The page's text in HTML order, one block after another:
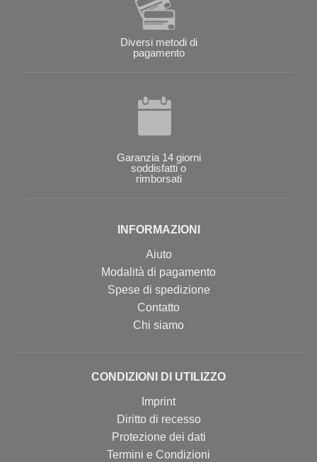
Diversi metodi di
pagamento
Garanzia 14 giorni
soddisfatti o
rimborsati
INFORMAZIONI
Aiuto
Modalità di pagamento
Spese di spedizione
Contatto
Chi siamo
CONDIZIONI DI UTILIZZO
Imprint
Diritto di recesso
Protezione dei dati
Termini e Condizioni